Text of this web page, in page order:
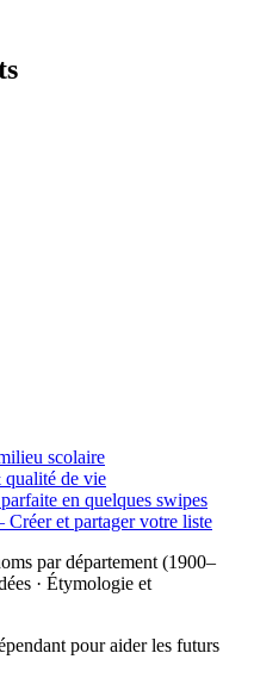
scolaire
de vie
en quelques swipes
et partager votre liste
par département (1900–
· Étymologie et
pour aider les futurs